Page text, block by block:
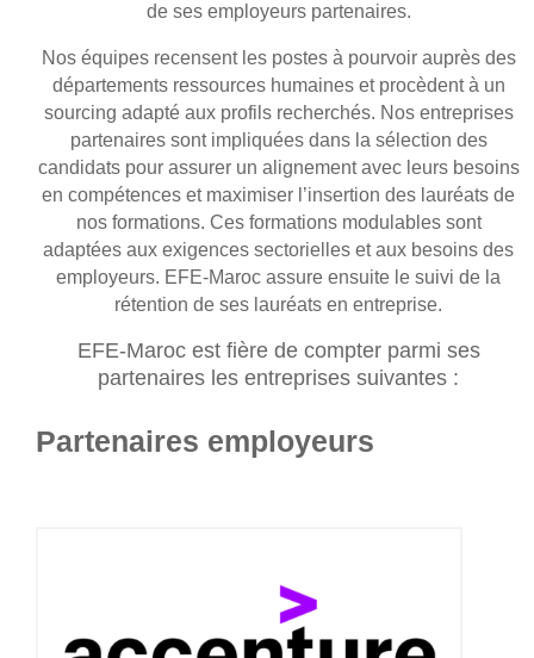
de ses employeurs partenaires.
Nos équipes recensent les postes à pourvoir auprès des
départements ressources humaines et procèdent à un
sourcing adapté aux profils recherchés. Nos entreprises
partenaires sont impliquées dans la sélection des
candidats pour assurer un alignement avec leurs besoins
en compétences et maximiser l’insertion des lauréats de
nos formations. Ces formations modulables sont
adaptées aux exigences sectorielles et aux besoins des
employeurs. EFE-Maroc assure ensuite le suivi de la
rétention de ses lauréats en entreprise.
EFE-Maroc est fière de compter parmi ses
partenaires les entreprises suivantes :
Partenaires employeurs